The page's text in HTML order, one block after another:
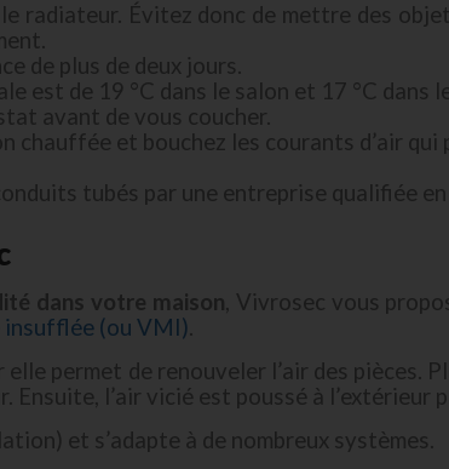
radiateur. Évitez donc de mettre des
de plus de deux jours.
est de 19 °C dans le salon et 17 °C dans
avant de vous coucher.
chauffée et bouchez les courants d’air
tubés par une entreprise qualifiée
dans votre maison, Vivrosec vous
(ou VMI).
permet de renouveler l’air des pièces.
l’air vicié est poussé à l’extérieur
et s’adapte à de nombreux systèmes.